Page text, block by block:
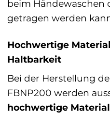
beim Händewaschen
getragen werden
Hochwertige
Haltbarkeit
Bei der Herstellung
FBNP200 werden
hochwertige